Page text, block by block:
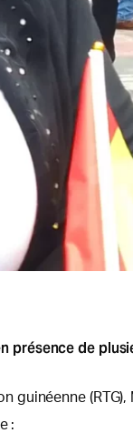
présence de
(RTG),
: